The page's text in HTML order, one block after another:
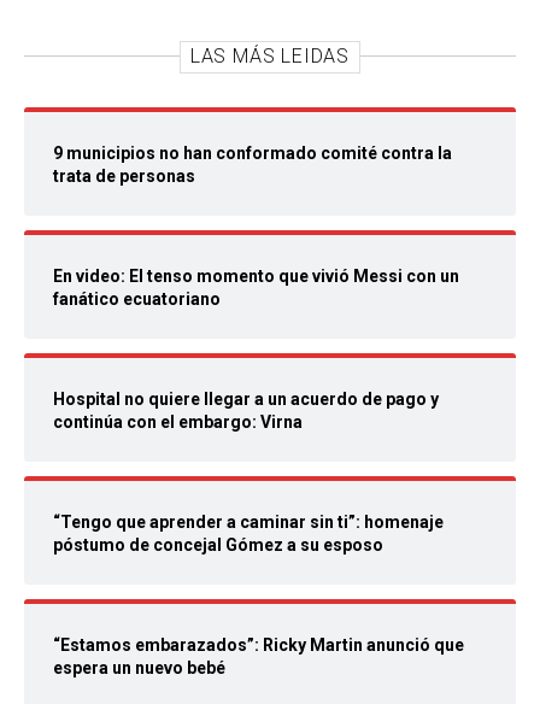
LAS MÁS LEIDAS
9 municipios no han conformado comité contra la
trata de personas
En video: El tenso momento que vivió Messi con un
fanático ecuatoriano
Hospital no quiere llegar a un acuerdo de pago y
continúa con el embargo: Virna
“Tengo que aprender a caminar sin ti”: homenaje
póstumo de concejal Gómez a su esposo
“Estamos embarazados”: Ricky Martin anunció que
espera un nuevo bebé